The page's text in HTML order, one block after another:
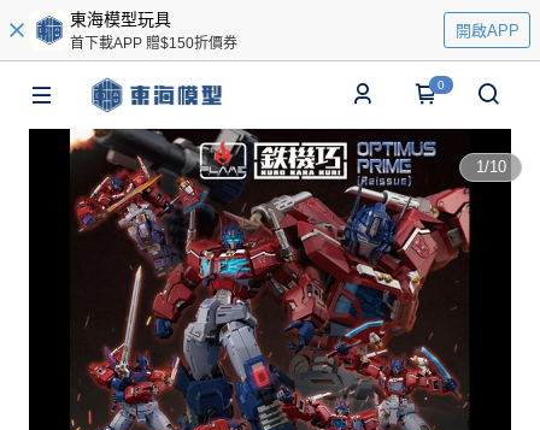
東海模型玩具
首下載APP 贈$150折價券
開啟APP
0
1/10